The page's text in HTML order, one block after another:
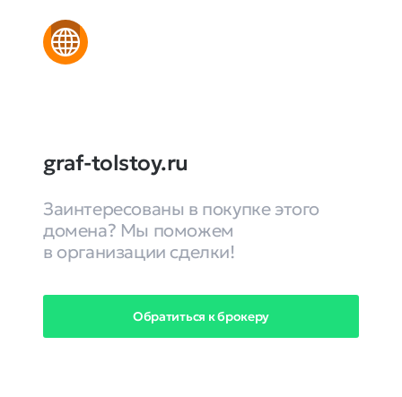
graf-tolstoy.ru
Заинтересованы в покупке этого
домена? Мы поможем
в организации сделки!
Обратиться к брокеру